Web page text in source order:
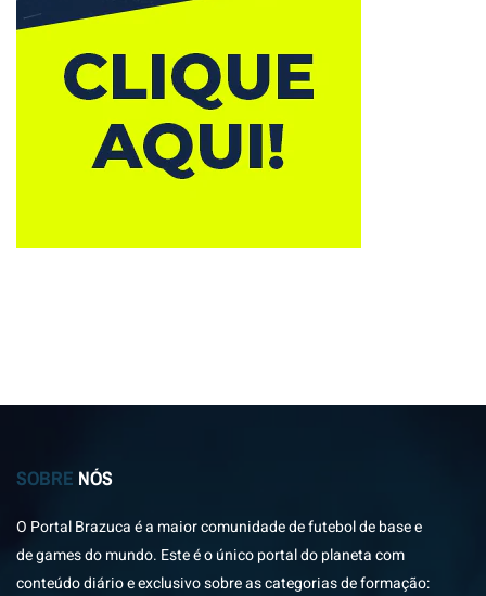
SOBRE NÓS
O Portal Brazuca é a maior comunidade de futebol de base e
de games do mundo. Este é o único portal do planeta com
conteúdo diário e exclusivo sobre as categorias de formação: